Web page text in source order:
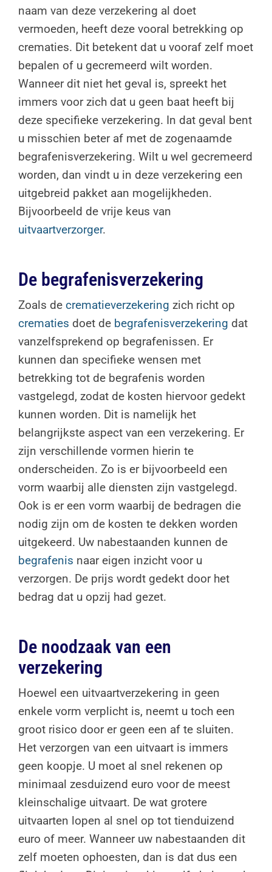
naam van deze verzekering al doet
vermoeden, heeft deze vooral betrekking op
crematies. Dit betekent dat u vooraf zelf moet
bepalen of u gecremeerd wilt worden.
Wanneer dit niet het geval is, spreekt het
immers voor zich dat u geen baat heeft bij
deze specifieke verzekering. In dat geval bent
u misschien beter af met de zogenaamde
begrafenisverzekering. Wilt u wel gecremeerd
worden, dan vindt u in deze verzekering een
uitgebreid pakket aan mogelijkheden.
Bijvoorbeeld de vrije keus van
uitvaartverzorger.
De begrafenisverzekering
Zoals de crematieverzekering zich richt op
crematies doet de begrafenisverzekering dat
vanzelfsprekend op begrafenissen. Er
kunnen dan specifieke wensen met
betrekking tot de begrafenis worden
vastgelegd, zodat de kosten hiervoor gedekt
kunnen worden. Dit is namelijk het
belangrijkste aspect van een verzekering. Er
zijn verschillende vormen hierin te
onderscheiden. Zo is er bijvoorbeeld een
vorm waarbij alle diensten zijn vastgelegd.
Ook is er een vorm waarbij de bedragen die
nodig zijn om de kosten te dekken worden
uitgekeerd. Uw nabestaanden kunnen de
begrafenis naar eigen inzicht voor u
verzorgen. De prijs wordt gedekt door het
bedrag dat u opzij had gezet.
De noodzaak van een
verzekering
Hoewel een uitvaartverzekering in geen
enkele vorm verplicht is, neemt u toch een
groot risico door er geen een af te sluiten.
Het verzorgen van een uitvaart is immers
geen koopje. U moet al snel rekenen op
minimaal zesduizend euro voor de meest
kleinschalige uitvaart. De wat grotere
uitvaarten lopen al snel op tot tienduizend
euro of meer. Wanneer uw nabestaanden dit
zelf moeten ophoesten, dan is dat dus een